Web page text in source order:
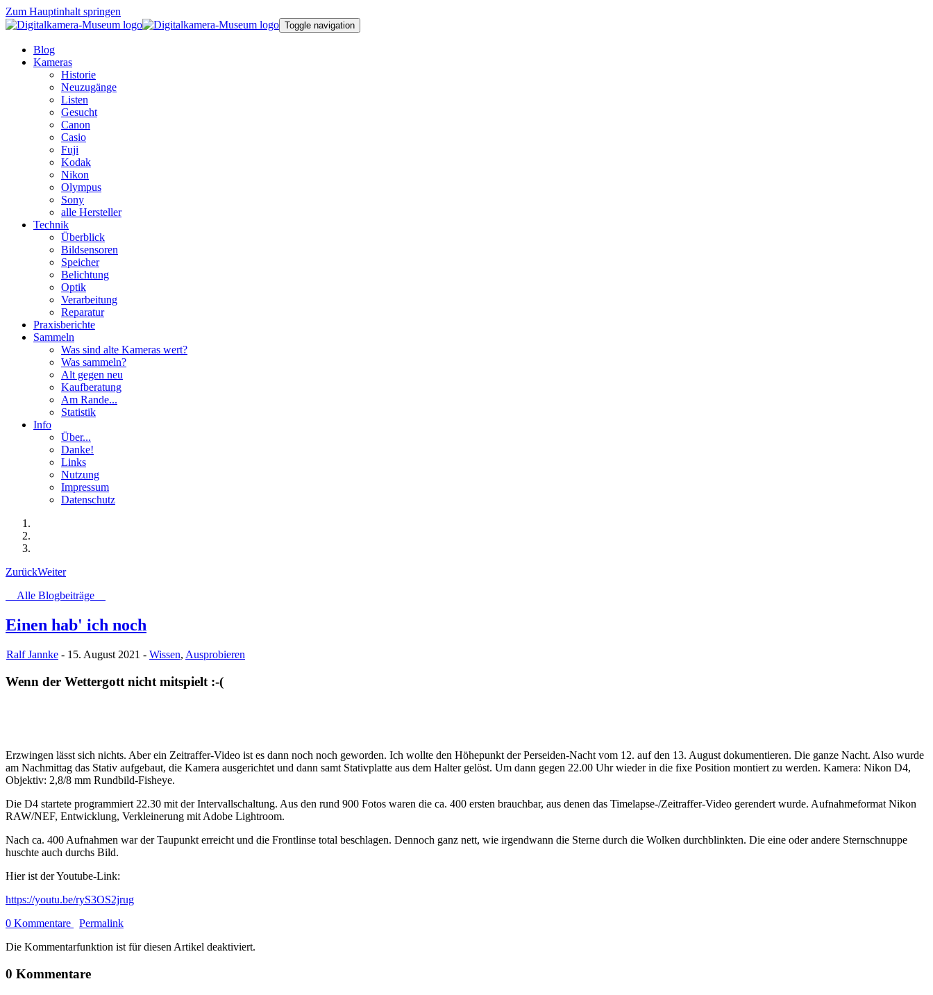
Zum Hauptinhalt springen
Toggle navigation
Blog
Kameras
Historie
Neuzugänge
Listen
Gesucht
Canon
Casio
Fuji
Kodak
Nikon
Olympus
Sony
alle Hersteller
Technik
Überblick
Bildsensoren
Speicher
Belichtung
Optik
Verarbeitung
Reparatur
Praxisberichte
Sammeln
Was sind alte Kameras wert?
Was sammeln?
Alt gegen neu
Kaufberatung
Am Rande...
Statistik
Info
Über...
Danke!
Links
Nutzung
Impressum
Datenschutz
ZurückWeiter
Alle Blogbeiträge
Einen hab' ich noch
Ralf Jannke - 15. August 2021 - Wissen, Ausprobieren
Wenn der Wettergott nicht mitspielt :-(
Erzwingen lässt sich nichts. Aber ein Zeitraffer-Video ist es dann noch noch geworden. Ich wollte den Höhepunkt der Perseiden-Nacht vom 12. auf den 13. August dokumentieren. Die ganze Nacht. Also wurde
am Nachmittag das Stativ aufgebaut, die Kamera ausgerichtet und dann samt Stativplatte aus dem Halter gelöst. Um dann gegen 22.00 Uhr wieder in die fixe Position montiert zu werden. Kamera: Nikon D4,
Objektiv: 2,8/8 mm Rundbild-Fisheye.
Die D4 startete programmiert 22.30 mit der Intervallschaltung. Aus den rund 900 Fotos waren die ca. 400 ersten brauchbar, aus denen das Timelapse-/Zeitraffer-Video gerendert wurde. Aufnahmeformat Nikon
RAW/NEF, Entwicklung, Verkleinerung mit Adobe Lightroom.
Nach ca. 400 Aufnahmen war der Taupunkt erreicht und die Frontlinse total beschlagen. Dennoch ganz nett, wie irgendwann die Sterne durch die Wolken durchblinkten. Die eine oder andere Sternschnuppe
huschte auch durchs Bild.
Hier ist der Youtube-Link:
https://youtu.be/ryS3OS2jrug
0 Kommentare
Permalink
Die Kommentarfunktion ist für diesen Artikel deaktiviert.
0 Kommentare